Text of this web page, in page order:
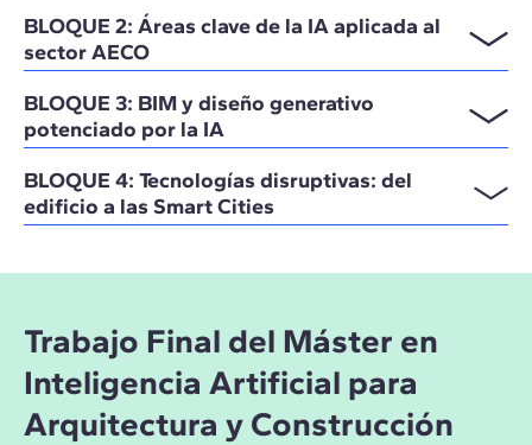
BLOQUE 2: Áreas clave de la IA aplicada al
sector AECO
BLOQUE 3: BIM y diseño generativo
potenciado por la IA
BLOQUE 4: Tecnologías disruptivas: del
edificio a las Smart Cities
Trabajo Final del Máster en
Inteligencia Artificial para
Arquitectura y Construcción